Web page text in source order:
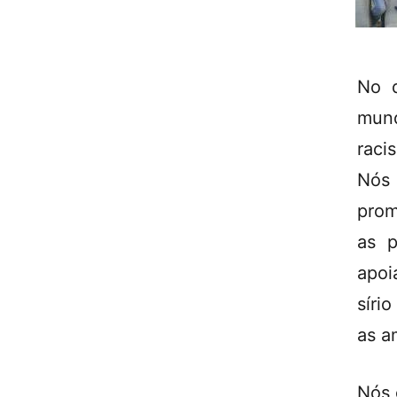
No
as
sírio
as
Nós